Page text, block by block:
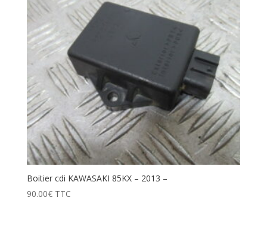
Boitier cdi KAWASAKI 85KX – 2013 –
90.00€ TTC